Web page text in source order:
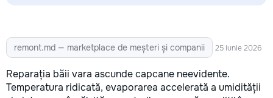
remont.md — marketplace de meșteri și companii 25 iunie 2026
Reparația băii vara ascunde capcane neevidente.
Temperatura ridicată, evaporarea accelerată a umidității